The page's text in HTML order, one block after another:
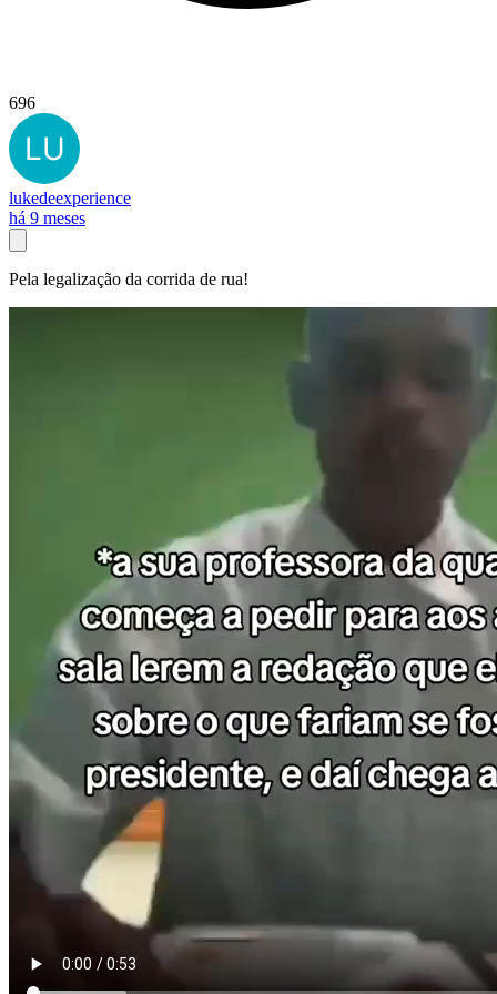
696
lukedeexperience
há 9 meses
Pela legalização da corrida de rua!